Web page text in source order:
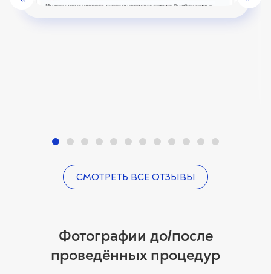
СМОТРЕТЬ ВСЕ ОТЗЫВЫ
Фотографии до/после
проведённых процедур